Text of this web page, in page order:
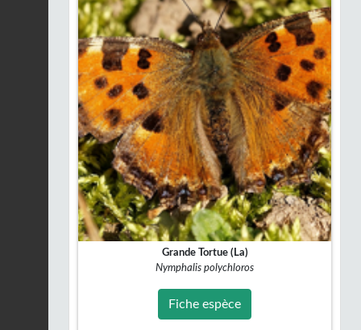
Grande Tortue (La)
Nymphalis polychloros
Fiche espèce